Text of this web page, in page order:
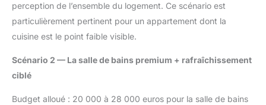
perception de l’ensemble du logement. Ce scénario est
particulièrement pertinent pour un appartement dont la
cuisine est le point faible visible.
Scénario 2 — La salle de bains premium + rafraîchissement
ciblé
Budget alloué : 20 000 à 28 000 euros pour la salle de bains